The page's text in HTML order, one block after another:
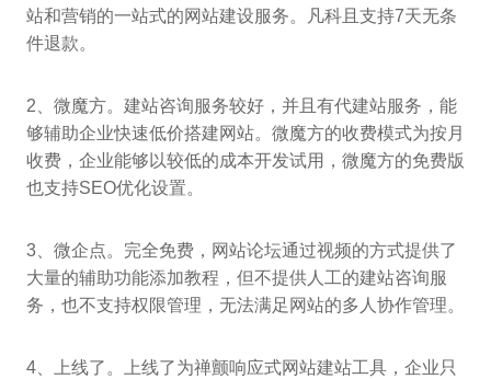
站和营销的一站式的网站建设服务。凡科且支持7天无条
件退款。
2、微魔方。建站咨询服务较好，并且有代建站服务，能
够辅助企业快速低价搭建网站。微魔方的收费模式为按月
收费，企业能够以较低的成本开发试用，微魔方的免费版
也支持SEO优化设置。
3、微企点。完全免费，网站论坛通过视频的方式提供了
大量的辅助功能添加教程，但不提供人工的建站咨询服
务，也不支持权限管理，无法满足网站的多人协作管理。
4、上线了。上线了为禅颤响应式网站建站工具，企业只